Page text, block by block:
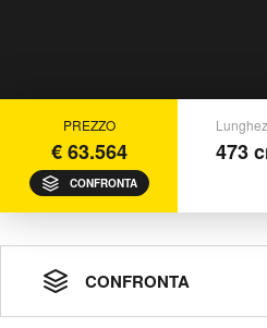
PREZZO
€ 63.564
CONFRONTA
473
CONFRONTA